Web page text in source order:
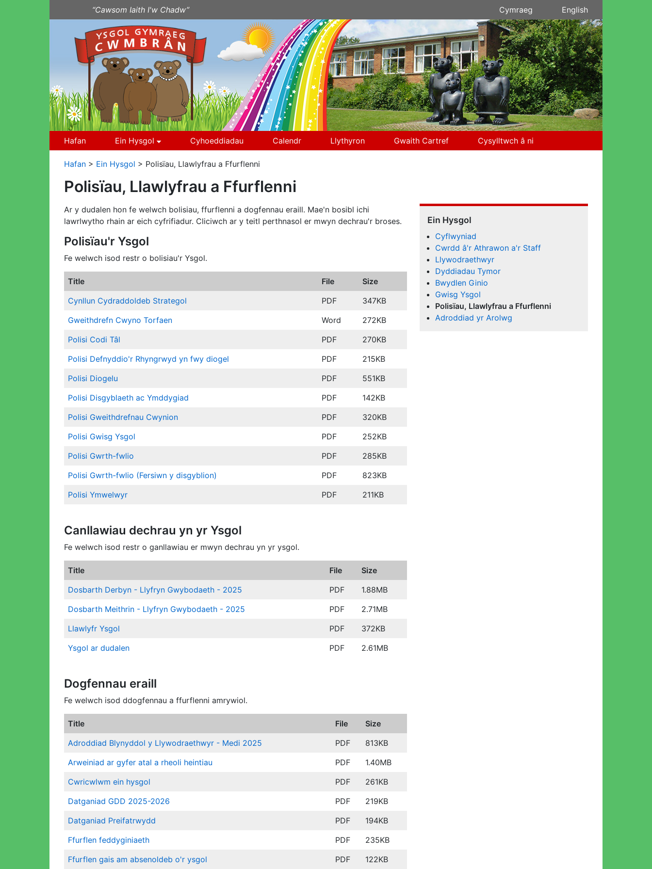
Neidio i'r Cynnwys
“Cawsom Iaith I'w Chadw” Cymraeg English
Hafan Ein Hysgol Cyhoeddiadau Calendr Llythyron Gwaith Cartref Cysylltwch â ni
Hafan > Ein Hysgol > Polisïau, Llawlyfrau a Ffurflenni
Polisïau, Llawlyfrau a Ffurflenni
Ar y dudalen hon fe welwch bolisiau, ffurflenni a dogfennau eraill. Mae'n bosibl ichi
lawrlwytho rhain ar eich cyfrifiadur. Cliciwch ar y teitl perthnasol er mwyn dechrau'r broses.
Polisïau'r Ysgol
Fe welwch isod restr o bolisiau'r Ysgol.
Title File
Size
Cynllun Cydraddoldeb Strategol
PDF
347KB
Gweithdrefn Cwyno Torfaen
Word
272KB
Polisi Codi Tâl
PDF
270KB
Polisi Defnyddio'r Rhyngrwyd yn fwy diogel
PDF
215KB
Polisi Diogelu
PDF
551KB
Polisi Disgyblaeth ac Ymddygiad
PDF
142KB
Polisi Gweithdrefnau Cwynion
PDF
320KB
Polisi Gwisg Ysgol
PDF
252KB
Polisi Gwrth-fwlio
PDF
285KB
Polisi Gwrth-fwlio (Fersiwn y disgyblion)
PDF
823KB
Polisi Ymwelwyr
PDF 211KB
Canllawiau dechrau yn yr Ysgol
Fe welwch isod restr o ganllawiau er mwyn dechrau yn yr ysgol.
Title File
Size
Dosbarth Derbyn - Llyfryn Gwybodaeth - 2025
PDF
1.88MB
Dosbarth Meithrin - Llyfryn Gwybodaeth - 2025
PDF
2.71MB
Llawlyfr Ysgol
PDF
372KB
Ysgol ar dudalen
PDF 2.61MB
Dogfennau eraill
Fe welwch isod ddogfennau a ffurflenni amrywiol.
Title File
Size
Adroddiad Blynyddol y Llywodraethwyr - Medi 2025
PDF
813KB
Arweiniad ar gyfer atal a rheoli heintiau
PDF
1.40MB
Cwricwlwm ein hysgol
PDF
261KB
Datganiad GDD 2025-2026
PDF
219KB
Datganiad Preifatrwydd
PDF
194KB
Ffurflen feddyginiaeth
PDF
235KB
Ffurflen gais am absenoldeb o'r ysgol
PDF 122KB
Ein Hysgol
Cyflwyniad
Cwrdd â'r Athrawon a'r Staff
Llywodraethwyr
Dyddiadau Tymor
Bwydlen Ginio
Gwisg Ysgol
Polisïau, Llawlyfrau a Ffurflenni
Adroddiad yr Arolwg